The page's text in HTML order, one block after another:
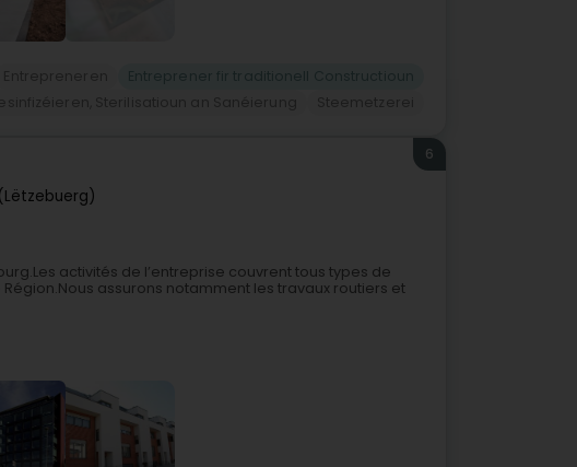
6
activités de l’entreprise couvrent tous types de
assurons notamment les travaux routiers et